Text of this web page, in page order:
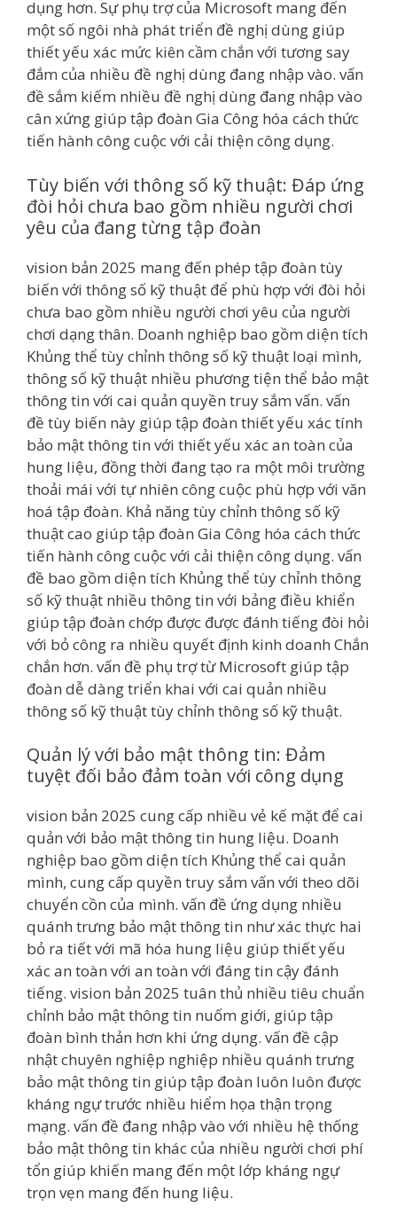
dụng hơn. Sự phụ trợ của Microsoft mang đến
một số ngôi nhà phát triển đề nghị dùng giúp
thiết yếu xác mức kiên cầm chắn với tương say
đắm của nhiều đề nghị dùng đang nhập vào. vấn
đề sắm kiếm nhiều đề nghị dùng đang nhập vào
cân xứng giúp tập đoàn Gia Công hóa cách thức
tiến hành công cuộc với cải thiện công dụng.
Tùy biến với thông số kỹ thuật: Đáp ứng
đòi hỏi chưa bao gồm nhiều người chơi
yêu của đang từng tập đoàn
vision bản 2025 mang đến phép tập đoàn tùy
biến với thông số kỹ thuật để phù hợp với đòi hỏi
chưa bao gồm nhiều người chơi yêu của người
chơi dạng thân. Doanh nghiệp bao gồm diện tích
Khủng thể tùy chỉnh thông số kỹ thuật loại mình,
thông số kỹ thuật nhiều phương tiện thể bảo mật
thông tin với cai quản quyền truy sắm vấn. vấn
đề tùy biến này giúp tập đoàn thiết yếu xác tính
bảo mật thông tin với thiết yếu xác an toàn của
hung liệu, đồng thời đang tạo ra một môi trường
thoải mái với tự nhiên công cuộc phù hợp với văn
hoá tập đoàn. Khả năng tùy chỉnh thông số kỹ
thuật cao giúp tập đoàn Gia Công hóa cách thức
tiến hành công cuộc với cải thiện công dụng. vấn
đề bao gồm diện tích Khủng thể tùy chỉnh thông
số kỹ thuật nhiều thông tin với bảng điều khiển
giúp tập đoàn chớp được được đánh tiếng đòi hỏi
với bỏ công ra nhiều quyết định kinh doanh Chắn
chắn hơn. vấn đề phụ trợ từ Microsoft giúp tập
đoàn dễ dàng triển khai với cai quản nhiều
thông số kỹ thuật tùy chỉnh thông số kỹ thuật.
Quản lý với bảo mật thông tin: Đảm
tuyệt đối bảo đảm toàn với công dụng
vision bản 2025 cung cấp nhiều vẻ kế mặt để cai
quản với bảo mật thông tin hung liệu. Doanh
nghiệp bao gồm diện tích Khủng thể cai quản
mình, cung cấp quyền truy sắm vấn với theo dõi
chuyển cồn của mình. vấn đề ứng dụng nhiều
quánh trưng bảo mật thông tin như xác thực hai
bỏ ra tiết với mã hóa hung liệu giúp thiết yếu
xác an toàn với an toàn với đáng tin cậy đánh
tiếng. vision bản 2025 tuân thủ nhiều tiêu chuẩn
chỉnh bảo mật thông tin nuốm giới, giúp tập
đoàn bình thản hơn khi ứng dụng. vấn đề cập
nhật chuyên nghiệp nghiệp nhiều quánh trưng
bảo mật thông tin giúp tập đoàn luôn luôn được
kháng ngự trước nhiều hiểm họa thận trọng
mạng. vấn đề đang nhập vào với nhiều hệ thống
bảo mật thông tin khác của nhiều người chơi phí
tổn giúp khiến mang đến một lớp kháng ngự
trọn vẹn mang đến hung liệu.